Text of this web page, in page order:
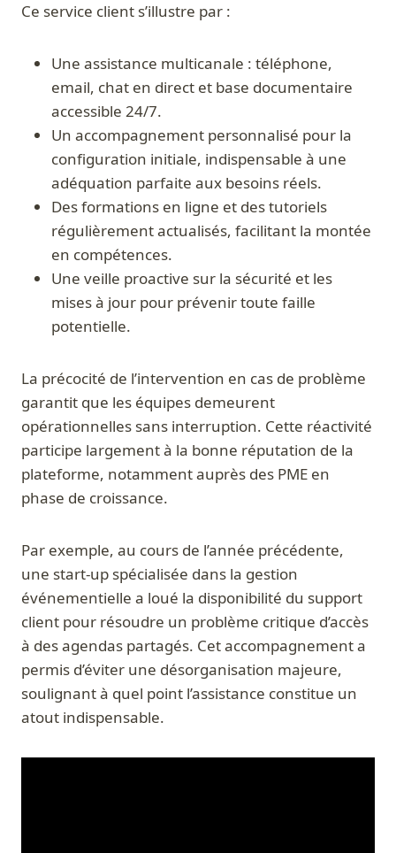
Ce service client s’illustre par :
Une assistance multicanale : téléphone,
email, chat en direct et base documentaire
accessible 24/7.
Un accompagnement personnalisé pour la
configuration initiale, indispensable à une
adéquation parfaite aux besoins réels.
Des formations en ligne et des tutoriels
régulièrement actualisés, facilitant la montée
en compétences.
Une veille proactive sur la sécurité et les
mises à jour pour prévenir toute faille
potentielle.
La précocité de l’intervention en cas de problème
garantit que les équipes demeurent
opérationnelles sans interruption. Cette réactivité
participe largement à la bonne réputation de la
plateforme, notamment auprès des PME en
phase de croissance.
Par exemple, au cours de l’année précédente,
une start-up spécialisée dans la gestion
événementielle a loué la disponibilité du support
client pour résoudre un problème critique d’accès
à des agendas partagés. Cet accompagnement a
permis d’éviter une désorganisation majeure,
soulignant à quel point l’assistance constitue un
atout indispensable.